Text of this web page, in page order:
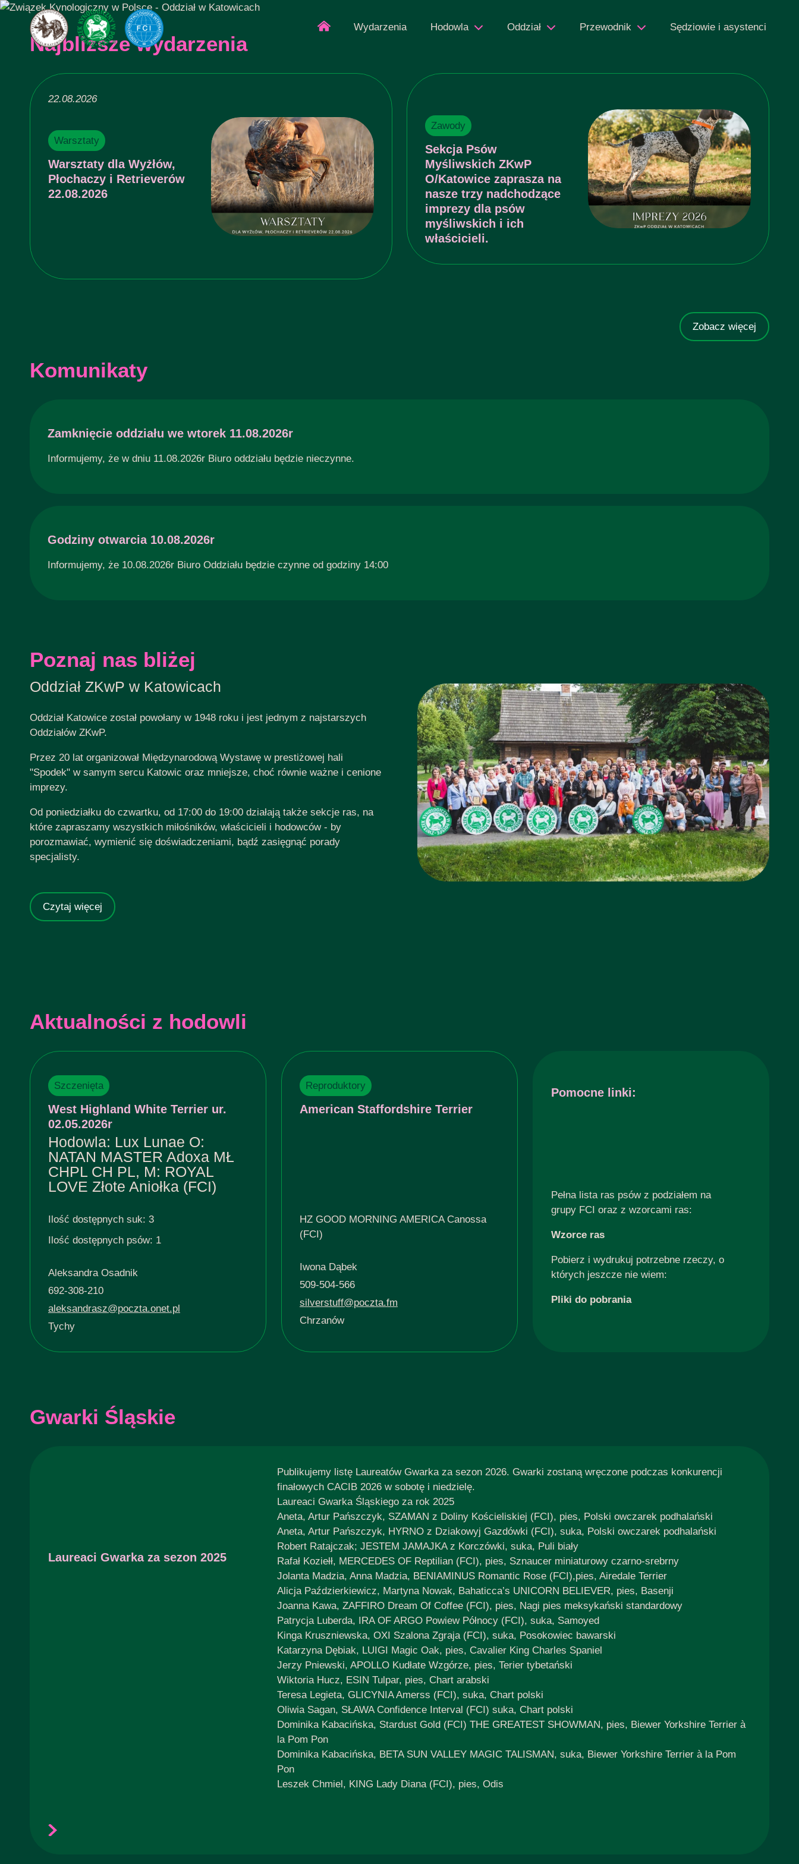
Wydarzenia Hodowla Oddział Przewodnik Sędziowie i asystenci
Najbliższe wydarzenia
22.08.2026
Warsztaty
Warsztaty dla Wyżłów,
Płochaczy i Retrieverów
22.08.2026
Zawody
Sekcja Psów
Myśliwskich ZKwP
O/Katowice zaprasza na
nasze trzy nadchodzące
imprezy dla psów
myśliwskich i ich
właścicieli.
Zobacz więcej
Komunikaty
Zamknięcie oddziału we wtorek 11.08.2026r
Informujemy, że w dniu 11.08.2026r Biuro oddziału będzie nieczynne.
Godziny otwarcia 10.08.2026r
Informujemy, że 10.08.2026r Biuro Oddziału będzie czynne od godziny 14:00
Poznaj nas bliżej
Oddział ZKwP w Katowicach
Oddział Katowice został powołany w 1948 roku i jest jednym z najstarszych
Oddziałów ZKwP.
Przez 20 lat organizował Międzynarodową Wystawę w prestiżowej hali
"Spodek" w samym sercu Katowic oraz mniejsze, choć równie ważne i cenione
imprezy.
Od poniedziałku do czwartku, od 17:00 do 19:00 działają także sekcje ras, na
które zapraszamy wszystkich miłośników, właścicieli i hodowców - by
porozmawiać, wymienić się doświadczeniami, bądź zasięgnąć porady
specjalisty.
Czytaj więcej
Aktualności z hodowli
Szczenięta
West Highland White Terrier ur.
02.05.2026r
Hodowla: Lux Lunae O:
NATAN MASTER Adoxa MŁ
CHPL CH PL, M: ROYAL
LOVE Złote Aniołka (FCI)
Ilość dostępnych suk: 3
Ilość dostępnych psów: 1
Aleksandra Osadnik
692-308-210
aleksandrasz@poczta.onet.pl
Tychy
Reproduktory
American Staffordshire Terrier
HZ GOOD MORNING AMERICA Canossa
(FCI)
Iwona Dąbek
509-504-566
silverstuff@poczta.fm
Chrzanów
Pomocne linki:
Pełna lista ras psów z podziałem na
grupy FCI oraz z wzorcami ras:
Wzorce ras
Pobierz i wydrukuj potrzebne rzeczy, o
których jeszcze nie wiem:
Pliki do pobrania
Gwarki Śląskie
Laureaci Gwarka za sezon 2025
Publikujemy listę Laureatów Gwarka za sezon 2026. Gwarki zostaną wręczone podczas konkurencji
finałowych CACIB 2026 w sobotę i niedzielę.
Laureaci Gwarka Śląskiego za rok 2025
Aneta, Artur Pańszczyk, SZAMAN z Doliny Kościeliskiej (FCI), pies, Polski owczarek podhalański
Aneta, Artur Pańszczyk, HYRNO z Dziakowyj Gazdówki (FCI), suka, Polski owczarek podhalański
Robert Ratajczak; JESTEM JAMAJKA z Korczówki, suka, Puli biały
Rafał Koziełł, MERCEDES OF Reptilian (FCI), pies, Sznaucer miniaturowy czarno-srebrny
Jolanta Madzia, Anna Madzia, BENIAMINUS Romantic Rose (FCI),pies, Airedale Terrier
Alicja Paździerkiewicz, Martyna Nowak, Bahaticca’s UNICORN BELIEVER, pies, Basenji
Joanna Kawa, ZAFFIRO Dream Of Coffee (FCI), pies, Nagi pies meksykański standardowy
Patrycja Luberda, IRA OF ARGO Powiew Północy (FCI), suka, Samoyed
Kinga Kruszniewska, OXI Szalona Zgraja (FCI), suka, Posokowiec bawarski
Katarzyna Dębiak, LUIGI Magic Oak, pies, Cavalier King Charles Spaniel
Jerzy Pniewski, APOLLO Kudłate Wzgórze, pies, Terier tybetański
Wiktoria Hucz, ESIN Tulpar, pies, Chart arabski
Teresa Legieta, GLICYNIA Amerss (FCI), suka, Chart polski
Oliwia Sagan, SŁAWA Confidence Interval (FCI) suka, Chart polski
Dominika Kabacińska, Stardust Gold (FCI) THE GREATEST SHOWMAN, pies, Biewer Yorkshire Terrier à
la Pom Pon
Dominika Kabacińska, BETA SUN VALLEY MAGIC TALISMAN, suka, Biewer Yorkshire Terrier à la Pom
Pon
Leszek Chmiel, KING Lady Diana (FCI), pies, Odis